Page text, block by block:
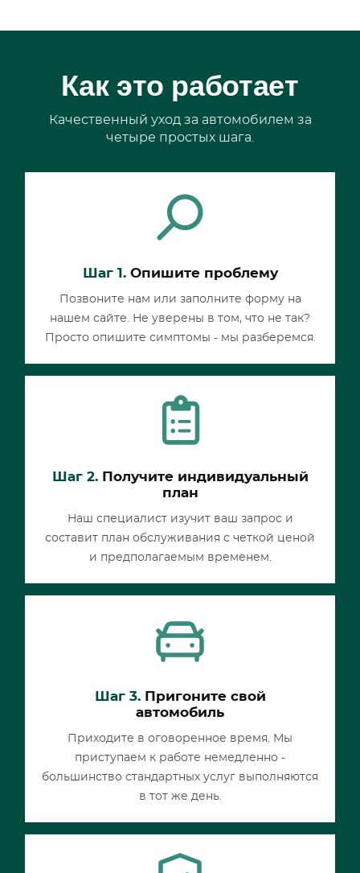
Как это работает
Качественный уход за автомобилем за
четыре простых шага.
Шаг 1.Опишите проблему
Позвоните нам или заполните форму на
нашем сайте. Не уверены в том, что не так?
Просто опишите симптомы - мы разберемся.
Шаг 2.Получите индивидуальный
план
Наш специалист изучит ваш запрос и
составит план обслуживания с четкой ценой
и предполагаемым временем.
Шаг 3.Пригоните свой
автомобиль
Приходите в оговоренное время. Мы
приступаем к работе немедленно -
большинство стандартных услуг выполняются
в тот же день.